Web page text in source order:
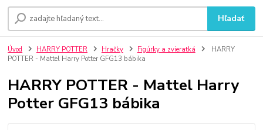
Hľadať
Úvod HARRY POTTER Hračky Figúrky a zvieratká
HARRY
POTTER - Mattel Harry Potter GFG13 bábika
HARRY POTTER - Mattel Harry
Potter GFG13 bábika